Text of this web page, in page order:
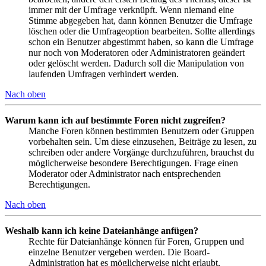
immer mit der Umfrage verknüpft. Wenn niemand eine
Stimme abgegeben hat, dann können Benutzer die Umfrage
löschen oder die Umfrageoption bearbeiten. Sollte allerdings
schon ein Benutzer abgestimmt haben, so kann die Umfrage
nur noch von Moderatoren oder Administratoren geändert
oder gelöscht werden. Dadurch soll die Manipulation von
laufenden Umfragen verhindert werden.
Nach oben
Warum kann ich auf bestimmte Foren nicht zugreifen?
Manche Foren können bestimmten Benutzern oder Gruppen
vorbehalten sein. Um diese einzusehen, Beiträge zu lesen, zu
schreiben oder andere Vorgänge durchzuführen, brauchst du
möglicherweise besondere Berechtigungen. Frage einen
Moderator oder Administrator nach entsprechenden
Berechtigungen.
Nach oben
Weshalb kann ich keine Dateianhänge anfügen?
Rechte für Dateianhänge können für Foren, Gruppen und
einzelne Benutzer vergeben werden. Die Board-
Administration hat es möglicherweise nicht erlaubt,